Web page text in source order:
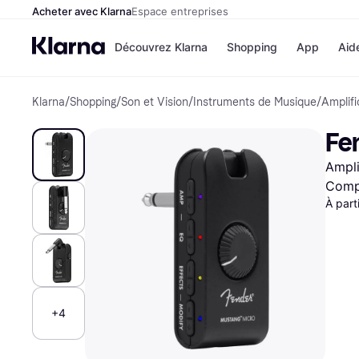
Acheter avec KlarnaEspace entreprises
Découvrez Klarna
Options de
Payer maintenant
Paiement en 3 fois
Paiement à 30 jours
Klarna sur Apple Pay
Shopping
Magasins
Airbnb
Temu
JD
App
Klarna/Shopping/Son et Vision/ Instruments de Musique/
+4
À